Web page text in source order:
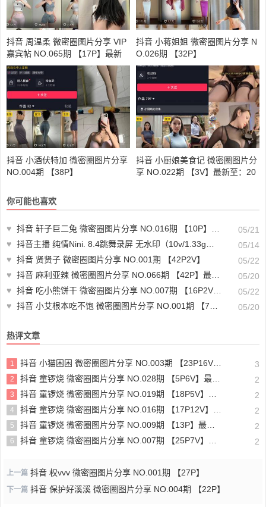
抖音 周温柔 微密圈图片分享 VIP
嘉宾帖 NO.065期 【17P】最新
至：2024.8.27
抖音 小蒋姐姐 微密圈图片分享 N
O.026期 【32P】
抖音 小酒伏特加 微密圈图片分享
NO.004期 【38P】
抖音 小厨娘美食记 微密圈图片分
享 NO.022期 【3V】最新至：20
你可能也喜欢
♥ 抖音 轩子巨二兔 微密圈图片分享 NO.016期 【10P】最新至：2023.11.30
05/21
♥ 抖音主播 纯情Nini. 8.4跳舞录屏 无水印（10v/1.33g）-主播分享
05/14
♥ 抖音 贤贤子 微密圈图片分享 NO.001期 【42P2V】
05/22
♥ 抖音 麻利亚辣 微密圈图片分享 NO.066期 【42P】最新至：2024.5.15
05/20
♥ 抖音 吃小熊饼干 微密圈图片分享 NO.007期 【16P2V】最新至：2024.3.28
05/22
♥ 抖音 小艾根本吃不饱 微密圈图片分享 NO.001期 【74P】 05/20
热评文章
1 抖音 小猫困困 微密圈图片分享 NO.003期 【23P16V】最新至：2025.1.23 3
2 抖音 童锣烧 微密圈图片分享 NO.028期 【5P6V】最新至：2025.4.9 2
3 抖音 童锣烧 微密圈图片分享 NO.019期 【18P5V】最新至：2024.11.27 2
4 抖音 童锣烧 微密圈图片分享 NO.016期 【17P12V】最新至：2024.11.12 2
5 抖音 童锣烧 微密圈图片分享 NO.009期 【13P】最新至：2023.12.28 2
6 抖音 童锣烧 微密圈图片分享 NO.007期 【25P7V】最新至：2023.10.24 2
上一篇 抖音 权vvv 微密圈图片分享 NO.001期 【27P】
下一篇 抖音 保护好溪溪 微密圈图片分享 NO.004期 【22P】